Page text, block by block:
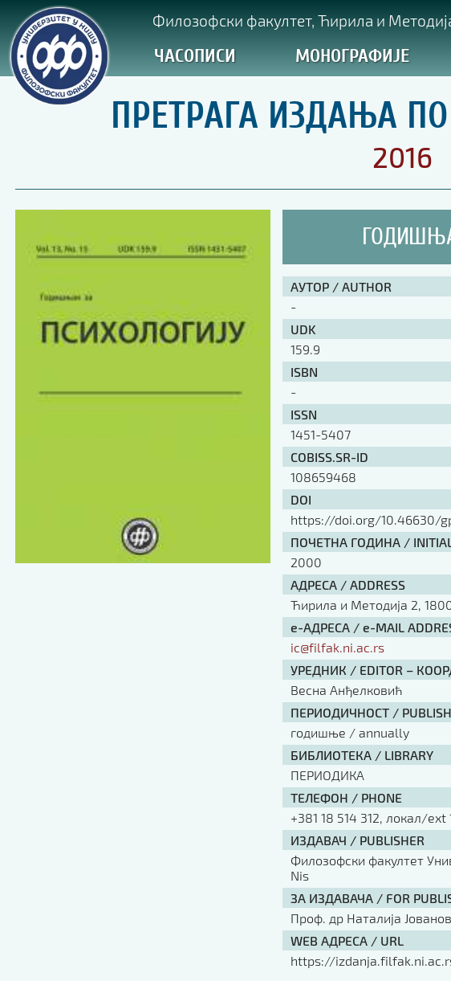
Филозофски факултет, Ћирила и
ЧАСОПИСИ МОНОГРАФИЈЕ
ПРЕТРАГА ИЗДАЊА
2016
АУТОР / AUTHOR
-
UDK
159.9
ISBN
-
ISSN
1451-5407
COBISS.SR-ID
108659468
DOI
https://doi.org/10.46630/
ПОЧЕТНА ГОДИНА / INITIAL
2000
АДРЕСА / ADDRESS
Ћирила и Методија 2,
е-АДРЕСА / e-MAIL
ic@filfak.ni.ac.rs
УРЕДНИК / EDITOR –
Весна Анђелковић
ПЕРИОДИЧНОСТ /
годишње / annually
БИБЛИОТЕКА / LIBRARY
ПЕРИОДИКА
ТЕЛЕФОН / PHONE
+381 18 514 312, локал/ext
ИЗДАВАЧ / PUBLISHER
Филозофски факултет
Nis
ЗА ИЗДАВАЧА / FOR
Проф. др Наталија
WEB АДРЕСА / URL
https://